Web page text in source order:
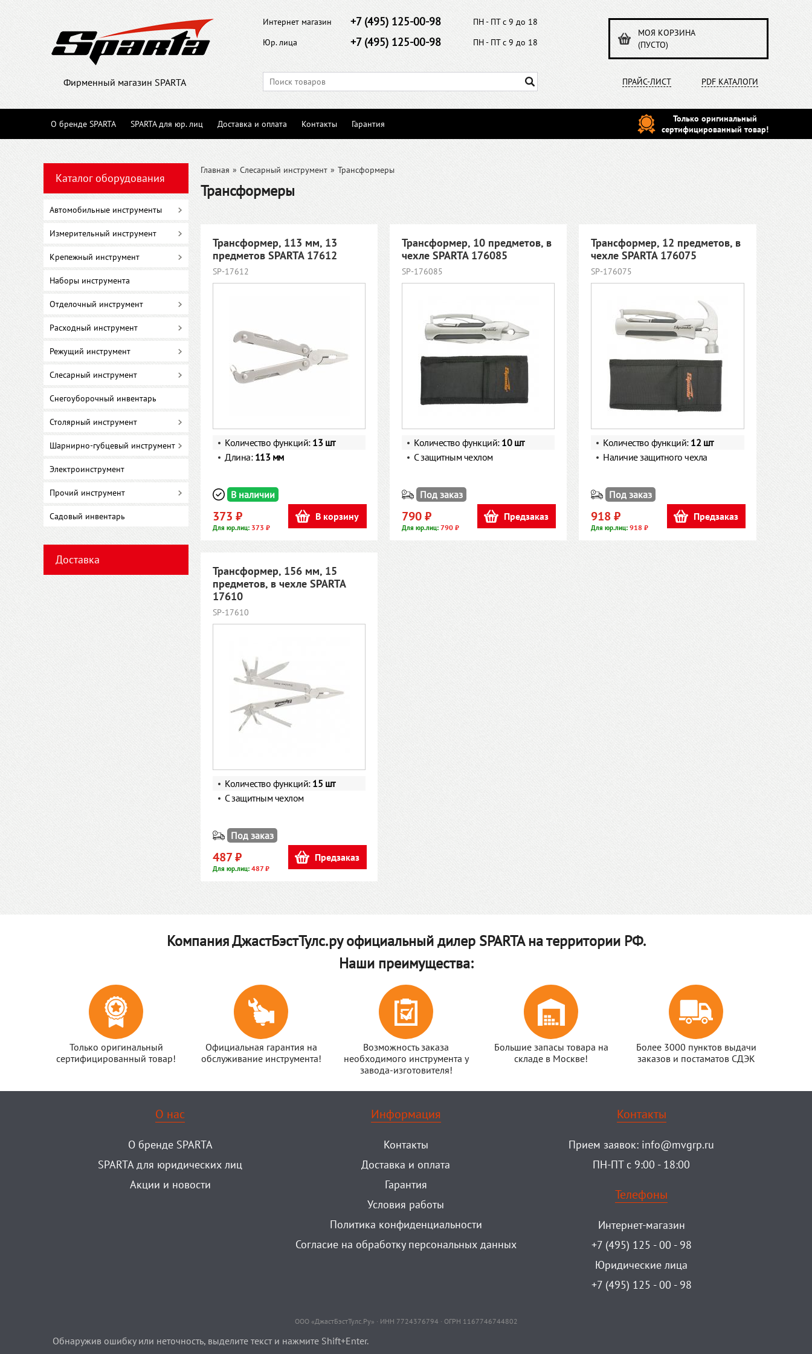
Фирменный магазин SPARTA
Интернет магазин +7 (495) 125-00-98
ПН - ПТ с 9 до 18
Юр. лица
+7 (495) 125-00-98 ПН - ПТ с 9 до 18
МОЯ КОРЗИНА
(ПУСТО)
ПРАЙС-ЛИСТ PDF КАТАЛОГИ
О бренде SPARTA SPARTA для юр. лиц Доставка и оплата Контакты Гарантия
Только оригинальный
сертифицированный товар!
Каталог оборудования
Автомобильные инструменты
Измерительный инструмент
Крепежный инструмент
Наборы инструмента
Отделочный инструмент
Расходный инструмент
Режущий инструмент
Слесарный инструмент
Снегоуборочный инвентарь
Столярный инструмент
Шарнирно-губцевый инструмент
Электроинструмент
Прочий инструмент
Садовый инвентарь
Доставка
Главная » Слесарный инструмент » Трансформеры
Трансформеры
Трансформер, 113 мм, 13
предметов SPARTA 17612
SP-17612
Количество функций: 13 шт
Длина: 113 мм
В наличии
373 ₽
Для юр.лиц: 373 ₽
В корзину
Трансформер, 10 предметов, в
чехле SPARTA 176085
SP-176085
Количество функций: 10 шт
С защитным чехлом
Под заказ
790 ₽
Для юр.лиц: 790 ₽
Предзаказ
Трансформер, 12 предметов, в
чехле SPARTA 176075
SP-176075
Количество функций: 12 шт
Наличие защитного чехла
Под заказ
918 ₽
Для юр.лиц: 918 ₽
Предзаказ
Трансформер, 156 мм, 15
предметов, в чехле SPARTA
17610
SP-17610
Количество функций: 15 шт
С защитным чехлом
Под заказ
487 ₽
Для юр.лиц: 487 ₽
Предзаказ
Компания ДжастБэстТулс.ру официальный дилер SPARTA на территории РФ.
Наши преимущества:
Только оригинальный
сертифицированный товар!
Официальная гарантия на
обслуживание инструмента!
Возможность заказа
необходимого инструмента у
завода-изготовителя!
Большие запасы товара на
складе в Москве!
Более 3000 пунктов выдачи
заказов и постаматов СДЭК
О нас
О бренде SPARTA
SPARTA для юридических лиц
Акции и новости
Информация
Контакты
Доставка и оплата
Гарантия
Условия работы
Политика конфиденциальности
Согласие на обработку персональных данных
Контакты
Прием заявок: info@mvgrp.ru
ПН-ПТ с 9:00 - 18:00
Телефоны
Интернет-магазин
+7 (495) 125 - 00 - 98
Юридические лица
+7 (495) 125 - 00 - 98
ООО «ДжастБэстТулс.Ру» · ИНН 7724376794 · ОГРН 1167746744802
Обнаружив ошибку или неточность, выделите текст и нажмите Shift+Enter.